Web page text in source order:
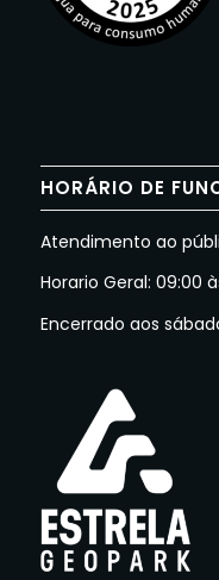
HORÁRIO DE
Atendimento ao
Horario Geral: 09:00
Encerrado aos